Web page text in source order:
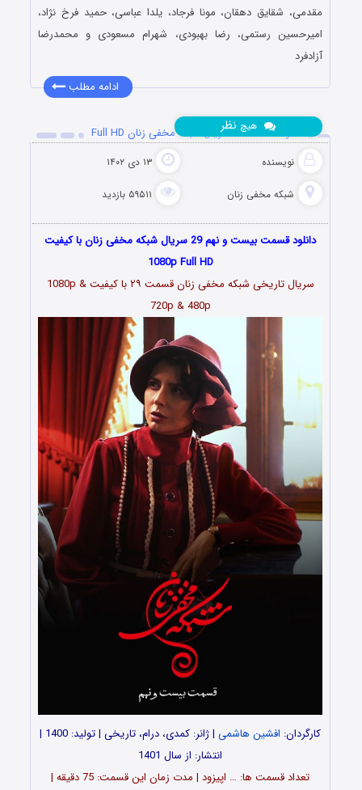
مقدمی، شقایق دهقان، مونا فرجاد، یلدا عباسی، حمید فرخ نژاد،
امیرحسین رستمی، رضا بهبودی، شهرام مسعودی و محمدرضا
آزادفرد
ادامه مطلب
دانلود قسمت 29 سریال شبکه مخفی زنان Full HD
نویسنده ۱۳ دی ۱۴۰۲
شبکه مخفی زنان ۵۹۵۱۱ بازدید
هیچ نظر
دانلود قسمت بیست و نهم 29 سریال شبکه مخفی زنان با کیفیت
1080p Full HD
سریال تاریخی شبکه مخفی زنان قسمت ۲۹
با کیفیت 1080p &
720p & 480p
کارگردان: افشین هاشمی
| ژانر: کمدی، درام، تاریخی | تولید: 1400 |
انتشار: از سال 1401
تعداد قسمت ‎ها: … اپیزود | مدت زمان این قسمت: 75 دقیقه |